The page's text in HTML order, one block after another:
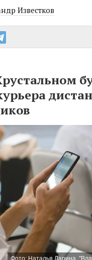
Известков
Фото: Наталья Ларина.